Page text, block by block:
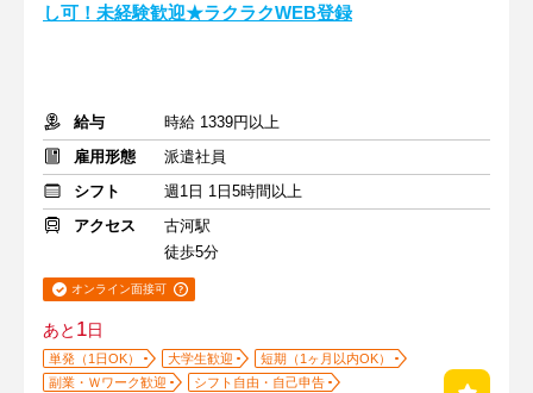
し可！未経験歓迎★ラクラクWEB登録
給与
時給 1339円以上
雇用形態
派遣社員
シフト
週1日 1日5時間以上
アクセス
古河駅
徒歩5分
オンライン面接可
あと 1日
単発（1日OK） 大学生歓迎
短期（1ヶ月以内OK）
副業・Ｗワーク歓迎
シフト自由・自己申告